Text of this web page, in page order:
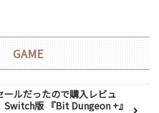
GAME
ールだったので購入レビュ
Switch版 『Bit Dungeon +』